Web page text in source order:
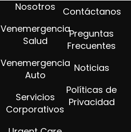
Nosotros
Venemergencia
Salud
Venemergencia
Auto
Servicios
Corporativos
Contáctanos
Preguntas
Frecuentes
Noticias
Políticas de
Privacidad